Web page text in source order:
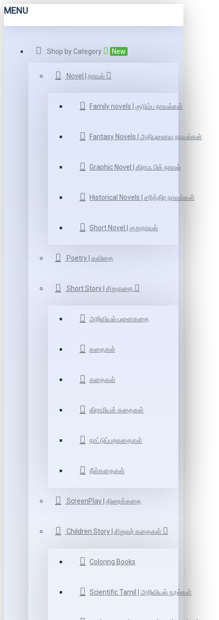
MENU
Shop by Category New
Novel | நாவல்
Family novels | குடும்ப நாவல்கள்
Fantasy Novels | அதிபுனைவு நாவல்கள்
Graphic Novel | கிராஃ பிக் நாவல்
Historical Novels | சரித்திர நாவல்கள்
Short Novel | குறுநாவல்
Poetry | கவிதை
Short Story | சிறுகதை
அறிவியல் புனைகதை
கதைகள்
கதைகள்
கிராமியக் கதைகள்
நாட்டுப்புறகதைகள்
நீள்கதைகள்
ScreenPlay | திரைக்கதை
Children Story | சிறுவர் கதைகள்
Coloring Books
Scientific Tamil | அறிவியல் நூல்கள்